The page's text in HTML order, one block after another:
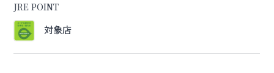
JRE POINT
対象店